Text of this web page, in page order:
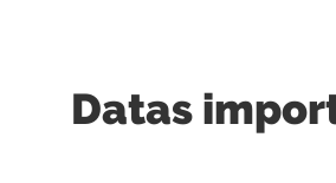
Datas